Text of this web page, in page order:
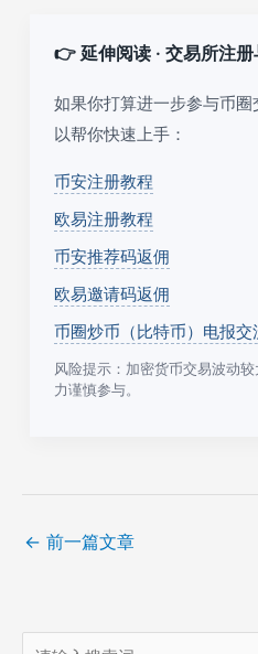
👉 延伸阅读 · 交易所注
如果你打算进一步参与币
以帮你快速上手：
币安注册教程
欧易注册教程
币安推荐码返佣
欧易邀请码返佣
币圈炒币（比特币）电报交
风险提示：加密货币交易波动
力谨慎参与。
← 前一篇文章
搜